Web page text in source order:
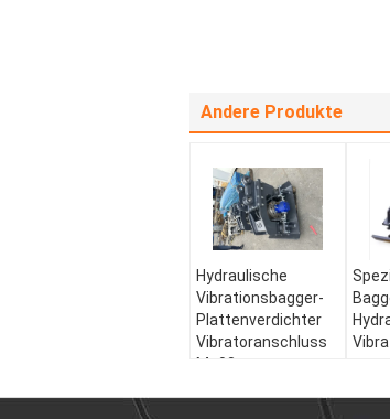
Andere Produkte
Hydraulische
Vibrationsbagger-
Plattenverdichter
Vibratoranschluss
Ms03